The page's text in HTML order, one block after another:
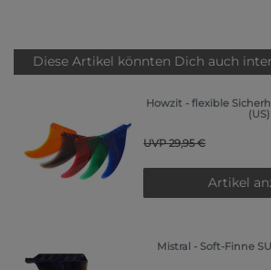
Diese Artikel könnten Dich auch
Howzit - flexible
(US)
UVP 29,95 €
Artikel
Mistral - Soft-Finne